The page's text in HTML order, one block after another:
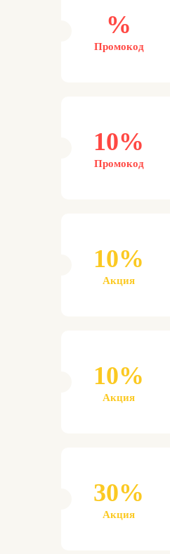
%
Промокод
10%
Промокод
10%
Акция
10%
Акция
30%
Акция